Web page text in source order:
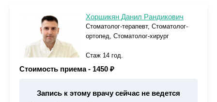
Хоршикян Данил Рандикович
Стоматолог-терапевт, Стоматолог-
ортопед, Стоматолог-хирург
Стаж 14 год.
Стоимость приема - 1450 ₽
Запись к этому врачу сейчас не ведется